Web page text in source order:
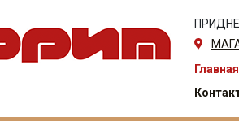
Главная